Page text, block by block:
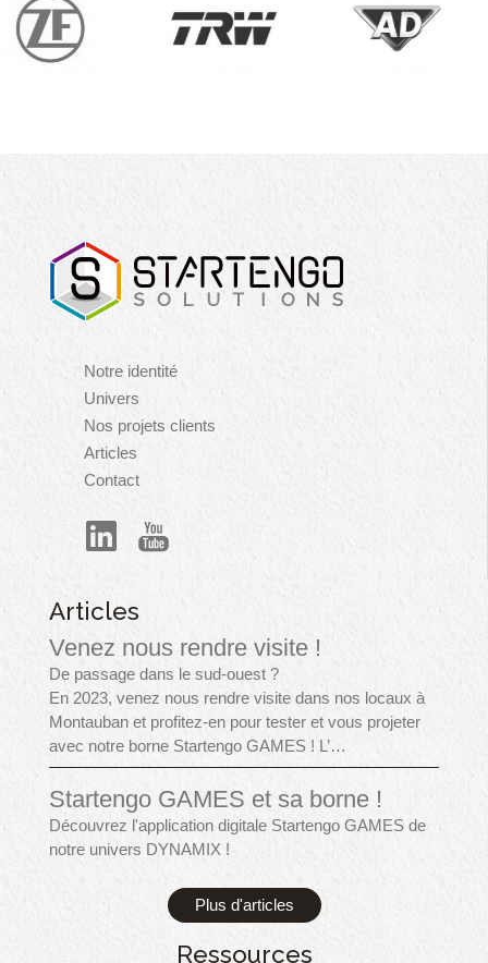
Navigation
principale
Notre identité
Univers
Nos projets clients
Articles
Contact
Articles
Venez nous rendre visite !
De passage dans le sud-ouest ?
En 2023, venez nous rendre visite dans nos locaux à
Montauban et profitez-en pour tester et vous projeter
avec notre borne Startengo GAMES ! L’…
Startengo GAMES et sa borne !
Découvrez l'application digitale Startengo GAMES de
notre univers DYNAMIX !
Plus d'articles
Ressources